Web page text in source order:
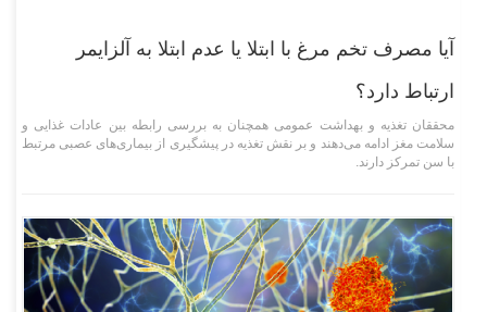
آیا مصرف تخم مرغ با ابتلا یا عدم ابتلا به آلزایمر
ارتباط دارد؟
محققان تغذیه و بهداشت عمومی همچنان به بررسی رابطه بین عادات غذایی و
سلامت مغز ادامه می‌دهند و بر نقش تغذیه در پیشگیری از بیماری‌های عصبی مرتبط
با سن تمرکز دارند.